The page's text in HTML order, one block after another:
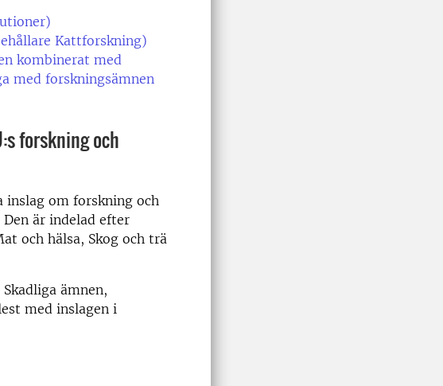
Kattforskning)
kombinerat med
med forskningsämnen
forskning och
inslag om forskning och
är indelad efter
och hälsa, Skog och trä
ämnen,
med inslagen i